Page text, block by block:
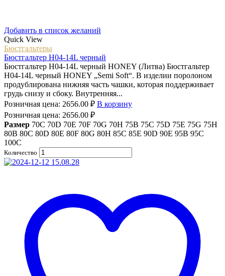
Добавить в список желаний
Quick View
Бюстгальтеры
Бюстгальтер H04-14L черный
Бюстгальтер H04-14L черный HONEY (Литва) Бюстгальтер
H04-14L черный HONEY „Semi Soft“. В изделии поролоном
продублирована нижняя часть чашки, которая поддерживает
грудь снизу и сбоку. Внутренняя...
Розничная цена: 2656.00 ₽ В корзину
Розничная цена: 2656.00 ₽
Размер 70C 70D 70E 70F 70G 70H 75B 75C 75D 75E 75G 75H
80B 80C 80D 80E 80F 80G 80H 85C 85E 90D 90E 95B 95C
100C
Количество